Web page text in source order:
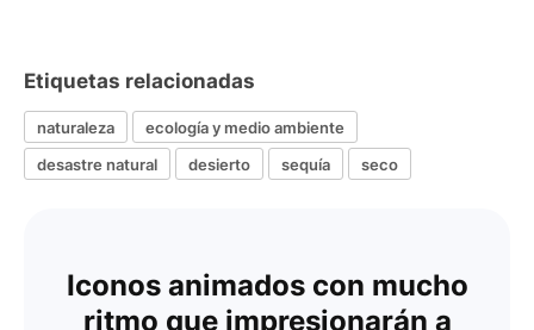
Etiquetas relacionadas
naturaleza
ecología y medio ambiente
desastre natural
desierto sequía seco
Iconos animados con mucho
ritmo que impresionarán a